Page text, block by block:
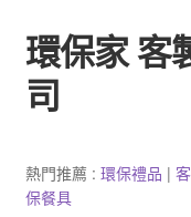
跳
至
導
跳
至
主
容
環保家 客
司
3C產品客製
熱門推薦 : 環保禮品 |
保餐具